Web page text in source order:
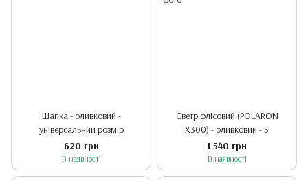
Шапка - оливковий -
універсальний розмір
620 грн
В наявності
Светр флісовий (POLARON
X300) - оливковий - S
1 540 грн
В наявності